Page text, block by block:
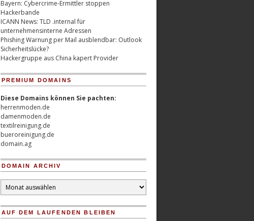
Bayern: Cybercrime-Ermittler stoppen
Hackerbande
ICANN News: TLD .internal für
unternehmensinterne Adressen
Phishing Warnung per Mail ausblendbar: Outlook
Sicherheitslücke?
Hackergruppe aus China kapert Provider
PREMIUM DOMAINS
Diese Domains können Sie pachten:
herrenmoden.de
damenmoden.de
textilreinigung.de
bueroreinigung.de
domain.ag
DOMAIN ARCHIV
Domain
Archiv
AUF DEM LAUFENDEN BLEIBEN